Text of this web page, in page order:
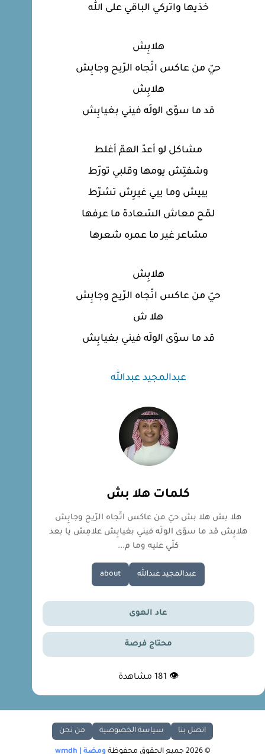
خذيها واتركي الباقي على الله
هلابِش
حيّ من عاكس اتّجاه الرّيح وجابِش
هلابِش
قد ما سوّى الولَه فيني بغيابِش
مشاكل لو أعدّ الهمّ أغلط
وشفتِش يومها وقلبي تورّط
يبيش وما يبي غيرِش تشرّط
لمّح معاش السّعادة ما عرفها
مشاعر غير ما عمره شعرها
هلابِش
حيّ من عاكس اتّجاه الرّيح وجابِش
هلا ش
قد ما سوّى الولَه فيني بغيابِش
عبدالمجيد عبدالله
كلمات هلا بش
هلا بش هلا بش حيّ من عاكس اتّجاه الرّيح وجابِش
هلابِش قد ما سوّى الولَه فيني بغيابِش علامِش يا بعد
كلّي عليه وما م...
عبدالمجيد عبدالله about
عاد الهوى
محتاج فرصة
👁
181 مشاهدة
اتصل بنا سياسة الخصوصية من نحن
© 2026 جميع الحقوق محفوظة ومضة | wmdh